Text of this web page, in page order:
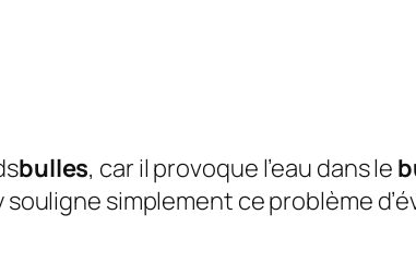
bulles, car il provoque l’eau dans le
simplement ce problème